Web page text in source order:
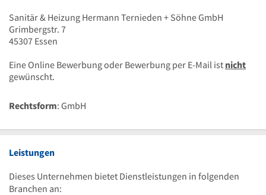
Sanitär & Heizung Hermann Ternieden + Söhne GmbH
Grimbergstr. 7
45307 Essen
Eine Online Bewerbung oder Bewerbung per E-Mail ist nicht
gewünscht.
Rechtsform: GmbH
Leistungen
Dieses Unternehmen bietet Dienstleistungen in folgenden
Branchen an: